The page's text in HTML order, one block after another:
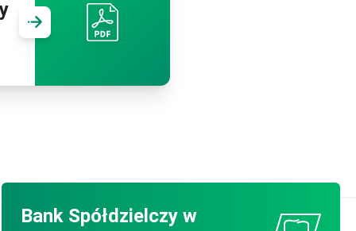
Przejdź do
Bank Spółdzielczy w